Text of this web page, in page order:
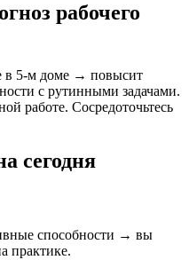
рабочего
в 5-м доме → повысит
с рутинными задачами.
работе. Сосредоточьтесь
сегодня
способности → вы
практике.